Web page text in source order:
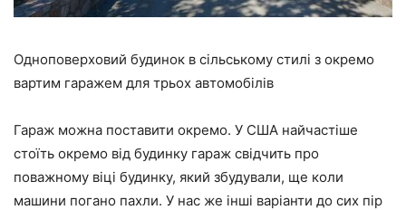
Одноповерховий будинок в сільському стилі з окремо
вартим гаражем для трьох автомобілів
Гараж можна поставити окремо. У США найчастіше
стоїть окремо від будинку гараж свідчить про
поважному віці будинку, який збудували, ще коли
машини погано пахли. У нас же інші варіанти до сих пір